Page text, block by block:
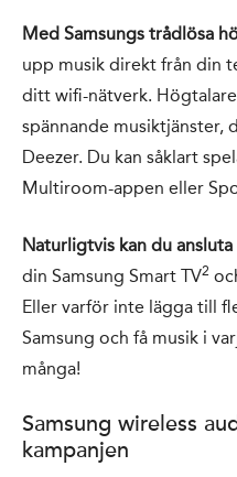
Med Samsungs trådlösa
upp musik direkt från din
ditt wifi-nätverk.
spännande musiktjänster,
Deezer. Du kan såklart
Multiroom-appen eller
Naturligtvis kan du ansluta
din Samsung Smart TV2
Eller varför inte lägga till
Samsung och få musik i
många!
Samsung wireless
kampanjen